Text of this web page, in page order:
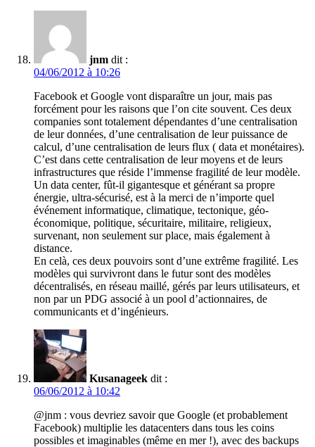
jnm dit :
04/06/2012 à 10:26
Facebook et Google vont disparaître un jour, mais pas
forcément pour les raisons que l’on cite souvent. Ces deux
companies sont totalement dépendantes d’une centralisation
de leur données, d’une centralisation de leur puissance de
calcul, d’une centralisation de leurs flux ( data et monétaires).
C’est dans cette centralisation de leur moyens et de leurs
infrastructures que réside l’immense fragilité de leur modèle.
Un data center, fût-il gigantesque et générant sa propre
énergie, ultra-sécurisé, est à la merci de n’importe quel
événement informatique, climatique, tectonique, géo-
économique, politique, sécuritaire, militaire, religieux,
survenant, non seulement sur place, mais également à
distance.
En celà, ces deux pouvoirs sont d’une extrême fragilité. Les
modèles qui survivront dans le futur sont des modèles
décentralisés, en réseau maillé, gérés par leurs utilisateurs, et
non par un PDG associé à un pool d’actionnaires, de
communicants et d’ingénieurs.
Kusanageek dit :
06/06/2012 à 10:42
@jnm : vous devriez savoir que Google (et probablement
Facebook) multiplie les datacenters dans tous les coins
possibles et imaginables (même en mer !), avec des backups